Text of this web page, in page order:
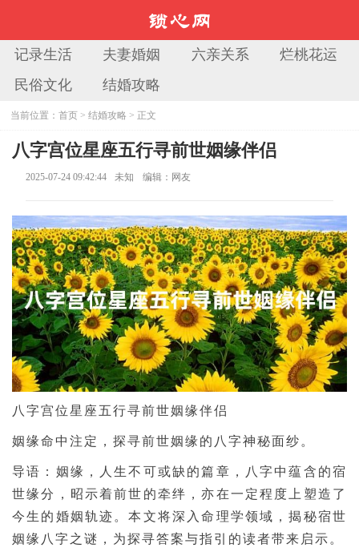
记录生活 夫妻婚姻 六亲关系
烂桃花运
民俗文化
结婚攻略
当前位置：首页 >结婚攻略 > 正文
八字宫位星座五行寻前世姻缘伴侣
2025-07-24 09:42:44 未知 编辑：网友
八字宫位星座五行寻前世姻缘伴侣
姻缘命中注定，探寻前世姻缘的八字神秘面纱。
导语：姻缘，人生不可或缺的篇章，八字中蕴含的宿
世缘分，昭示着前世的牵绊，亦在一定程度上塑造了
今生的婚姻轨迹。本文将深入命理学领域，揭秘宿世
姻缘八字之谜，为探寻答案与指引的读者带来启示。